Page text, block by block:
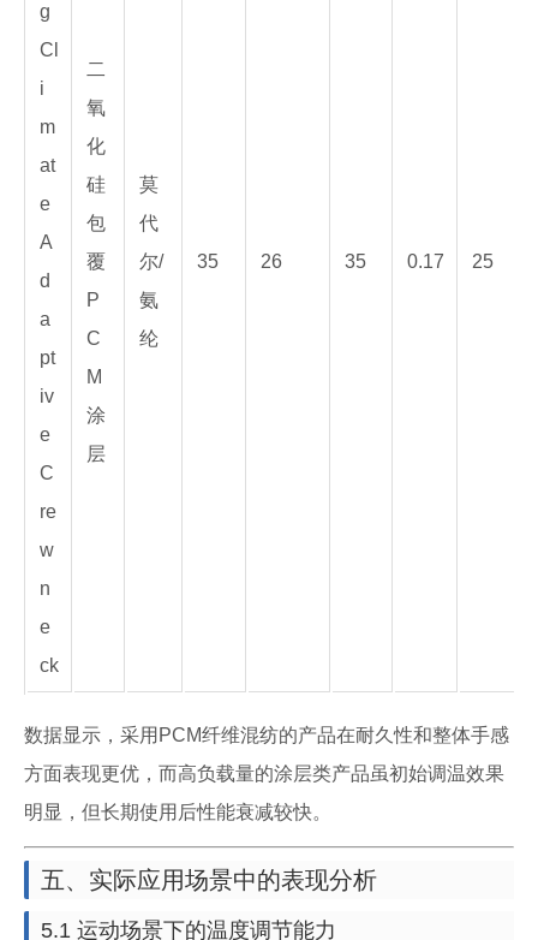
g
Cl
i
m
at
e
A
d
a
pt
iv
e
C
re
w
n
e
ck
二
氧
化
硅
包
覆
P
C
M
涂
层
莫
代
尔/
氨
纶
35 26 35 0.17 25
数据显示，采用PCM纤维混纺的产品在耐久性和整体手感
方面表现更优，而高负载量的涂层类产品虽初始调温效果
明显，但长期使用后性能衰减较快。
五、实际应用场景中的表现分析
5.1 运动场景下的温度调节能力